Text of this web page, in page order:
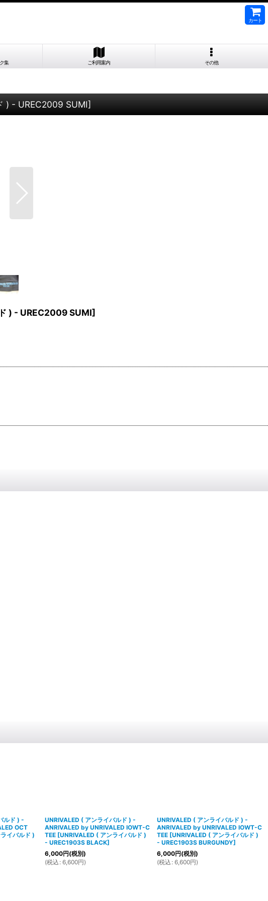
カート
集 ご利用案内 その他
) - UREC2009 SUMI]
) - UREC2009 SUMI]
ルド ) -
OCT
イバルド )
UNRIVALED ( アンライバルド ) -
ANRIVALED by UNRIVALED IOWT-C
TEE [UNRIVALED ( アンライバルド )
- UREC1903S BLACK]
6,000円(税別)
(税込 : 6,600円)
UNRIVALED ( アンライバルド ) -
ANRIVALED by UNRIVALED IOWT-C
TEE [UNRIVALED ( アンライバルド )
- UREC1903S BURGUNDY]
6,000円(税別)
(税込 : 6,600円)